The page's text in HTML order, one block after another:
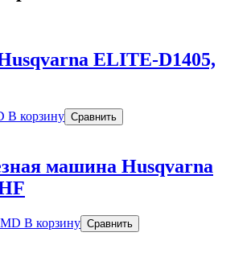
ELITE-D1405,
В корзину Сравнить
машина Husqvarna
В корзину Сравнить